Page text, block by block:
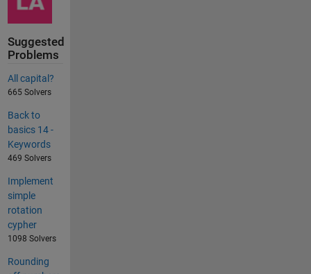
Suggested
Problems
All capital?
665 Solvers
Back to
basics 14 -
Keywords
469 Solvers
Implement
simple
rotation
cypher
1098 Solvers
Rounding